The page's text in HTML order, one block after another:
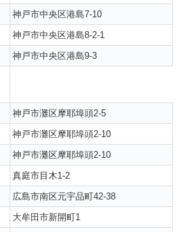
神戸市中央区港島7-10
神戸市中央区港島8-2-1
神戸市中央区港島9-3
神戸市灘区摩耶埠頭2-5
神戸市灘区摩耶埠頭2-10
神戸市灘区摩耶埠頭2-10
真庭市目木1-2
広島市南区元宇品町42-38
大牟田市新開町1